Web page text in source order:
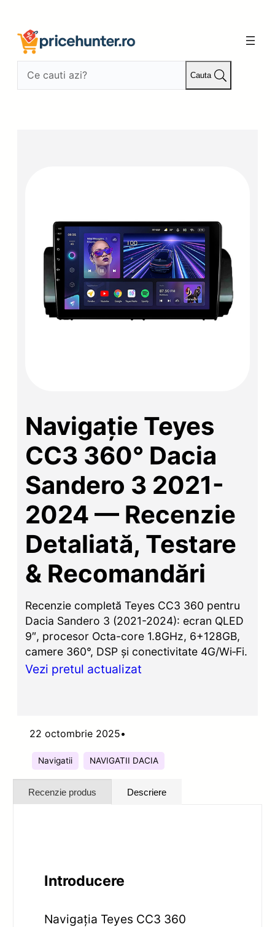
conținut
Cauta
Navigație Teyes
CC3 360° Dacia
Sandero 3 2021-
2024 — Recenzie
Detaliată, Testare
& Recomandări
Recenzie completă Teyes CC3 360 pentru
Dacia Sandero 3 (2021-2024): ecran QLED
9″, procesor Octa-core 1.8GHz, 6+128GB,
camere 360°, DSP și conectivitate 4G/Wi‑Fi.
Vezi pretul actualizat
22 octombrie 2025•
Navigatii NAVIGATII DACIA
Recenzie produs Descriere
Introducere
Navigația Teyes CC3 360